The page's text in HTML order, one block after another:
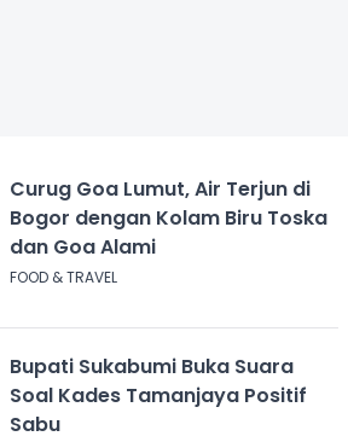
Curug Goa Lumut, Air Terjun di
Bogor dengan Kolam Biru Toska
dan Goa Alami
FOOD & TRAVEL
Bupati Sukabumi Buka Suara
Soal Kades Tamanjaya Positif
Sabu